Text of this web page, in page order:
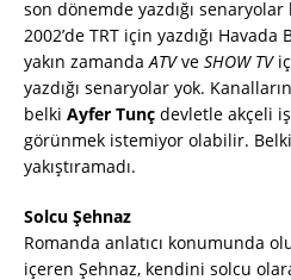
son dönemde yazdığı
2002’de TRT için yazdığı
yakın zamandaATVve SHOW TV
yazdığı senaryolar yok.
belki Ayfer Tunç devletle akçeli
görünmek istemiyor olabilir.
yakıştıramadı.
Solcu Şehnaz
Romanda anlatıcı konumunda
içeren Şehnaz, kendini solcu